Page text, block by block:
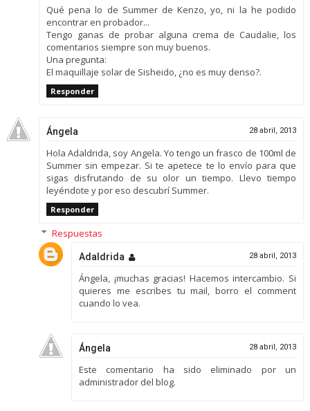
Qué pena lo de Summer de Kenzo, yo, ni la he podido
encontrar en probador...
Tengo ganas de probar alguna crema de Caudalie, los
comentarios siempre son muy buenos.
Una pregunta:
El maquillaje solar de Sisheido, ¿no es muy denso?.
Responder
Ángela 28 abril, 2013
Hola Adaldrida, soy Angela. Yo tengo un frasco de 100ml de
Summer sin empezar. Si te apetece te lo envío para que
sigas disfrutando de su olor un tiempo. Llevo tiempo
leyéndote y por eso descubrí Summer.
Responder
Respuestas
Adaldrida 28 abril, 2013
Ángela, ¡muchas gracias! Hacemos intercambio. Si
quieres me escribes tu mail, borro el comment
cuando lo vea.
Ángela 28 abril, 2013
Este comentario ha sido eliminado por un
administrador del blog.